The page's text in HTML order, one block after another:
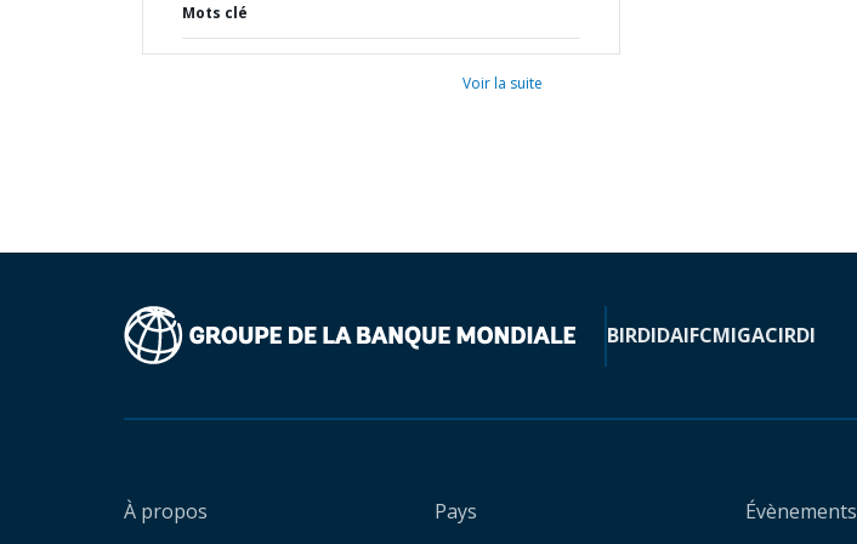
Mots clé
Voir la suite
BIRDIDAIFCMIGACIRDI
À propos Pays Évènements